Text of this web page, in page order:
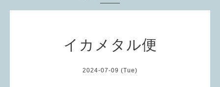
イカメタル便
2024-07-09 (Tue)